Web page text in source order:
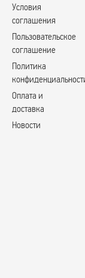
Условия
соглашения
Пользовательское
соглашение
Политика
Оплата и
доставка
Новости